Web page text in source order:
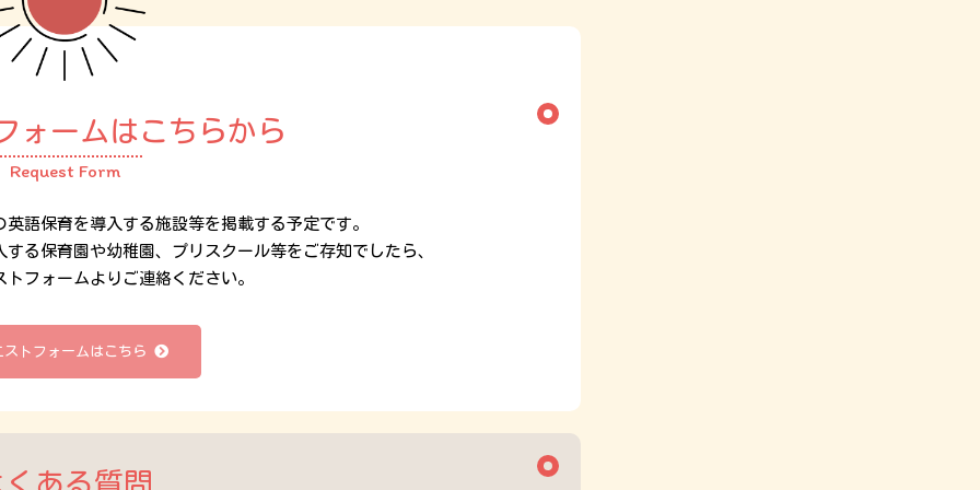
ォームはこちらから
Request Form
語保育を導入する施設等を掲載する予定です。
る保育園や幼稚園、プリスクール等をご存知でしたら、
フォームよりご連絡ください。
ストフォームはこちら
ある質問